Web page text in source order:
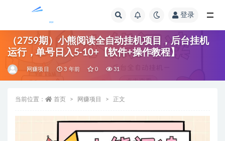
登录
（2759期）小熊阅读全自动挂机项目，后台挂机
运行，单号日入5-10+【软件+操作教程】
网赚项目 3 年前 0 31
当前位置： 首页 网赚项目 正文